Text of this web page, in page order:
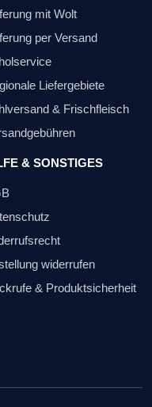
mit Wolt
per Versand
Liefergebiete
& Frischfleisch
& SONSTIGES
widerrufen
& Produktsicherheit